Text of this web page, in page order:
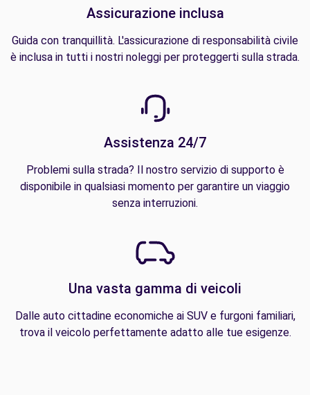
Assicurazione inclusa
Guida con tranquillità. L'assicurazione di responsabilità civile
è inclusa in tutti i nostri noleggi per proteggerti sulla strada.
Assistenza 24/7
Problemi sulla strada? Il nostro servizio di supporto è
disponibile in qualsiasi momento per garantire un viaggio
senza interruzioni.
Una vasta gamma di veicoli
Dalle auto cittadine economiche ai SUV e furgoni familiari,
trova il veicolo perfettamente adatto alle tue esigenze.